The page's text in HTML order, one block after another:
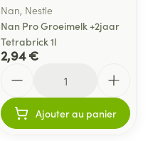
Nan, Nestle
Nan Pro Groeimelk +2jaar
Tetrabrick 1l
2,94 €
Ajouter au panier